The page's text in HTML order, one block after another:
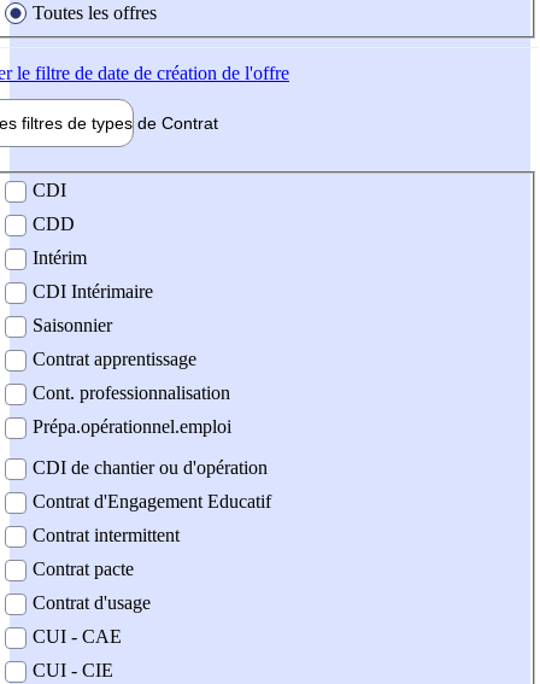
Toutes les offres
le filtre de date de création de l'offre
filtres de types de Contrat
contrat
CDI
CDD
Intérim
CDI Intérimaire
Saisonnier
Contrat apprentissage
Cont. professionnalisation
Prépa.opérationnel.emploi
CDI de chantier ou d'opération
Contrat d'Engagement Educatif
Contrat intermittent
Contrat pacte
Contrat d'usage
CUI - CAE
CUI - CIE